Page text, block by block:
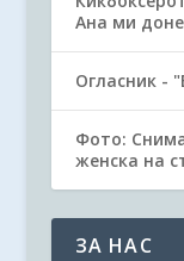
Ана ми
Огласник -
Фото:
женска на
ЗА НАС